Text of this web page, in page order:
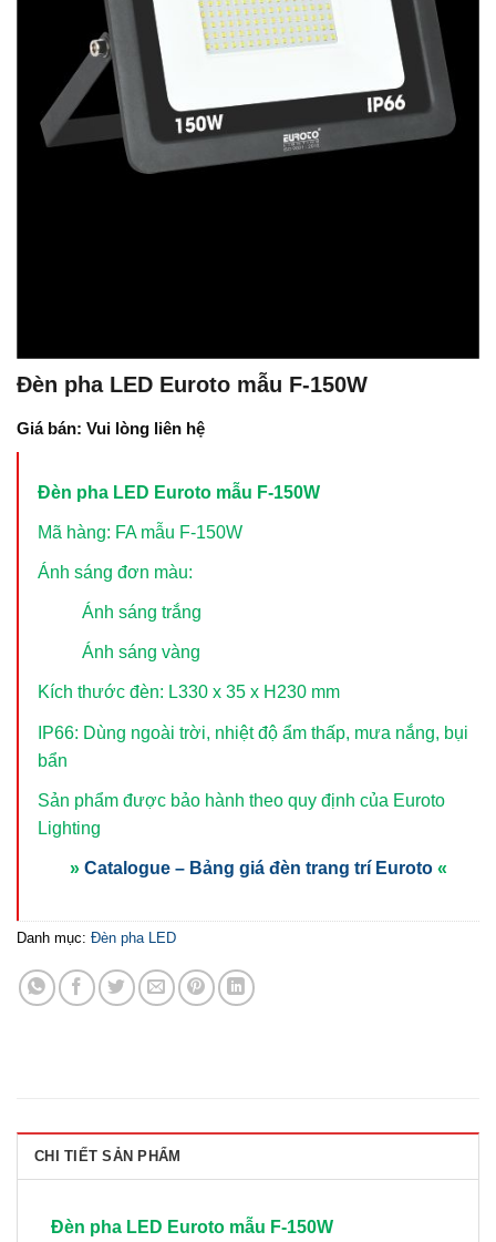
Đèn pha LED Euroto mẫu F-150W
Giá bán: Vui lòng liên hệ
Đèn pha LED Euroto mẫu F-150W
Mã hàng: FA mẫu F-150W
Ánh sáng đơn màu:
Ánh sáng trắng
Ánh sáng vàng
Kích thước đèn: L330 x 35 x H230 mm
IP66: Dùng ngoài trời, nhiệt độ ẩm thấp, mưa nắng, bụi
bẩn
Sản phẩm được bảo hành theo quy định của Euroto
Lighting
» Catalogue – Bảng giá đèn trang trí Euroto «
Danh mục: Đèn pha LED
CHI TIẾT SẢN PHẨM
Đèn pha LED Euroto mẫu F-150W